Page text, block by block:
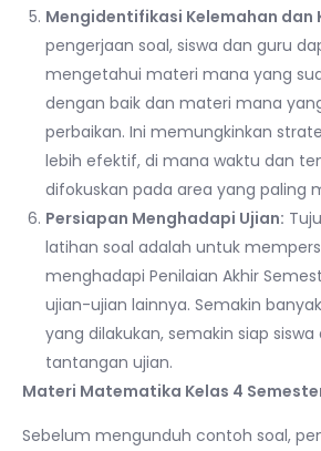
Mengidentifikasi Kelemahan dan
pengerjaan soal, siswa dan guru
mengetahui materi mana yang
dengan baik dan materi mana
perbaikan. Ini memungkinkan
lebih efektif, di mana waktu dan
difokuskan pada area yang paling
Persiapan Menghadapi Ujian:
latihan soal adalah untuk
menghadapi Penilaian Akhir
ujian-ujian lainnya. Semakin
yang dilakukan, semakin siap
tantangan ujian.
Materi Matematika Kelas 4
Sebelum mengunduh contoh soal,